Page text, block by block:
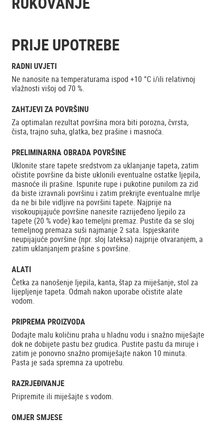
PRIJE UPOTREBE
RADNI UVJETI
Ne nanosite na temperaturama ispod +10 °C i/ili relativnoj
vlažnosti višoj od 70 %.
ZAHTJEVI ZA POVRŠINU
Za optimalan rezultat površina mora biti porozna, čvrsta,
čista, trajno suha, glatka, bez prašine i masnoća.
PRELIMINARNA OBRADA POVRŠINE
Uklonite stare tapete sredstvom za uklanjanje tapeta, zatim
očistite površine da biste uklonili eventualne ostatke ljepila,
masnoće ili prašine. Ispunite rupe i pukotine punilom za zid
da biste izravnali površinu i zatim prekrijte eventualne mrlje
da ne bi bile vidljive na površini tapete. Najprije na
visokoupijajuće površine nanesite razrijeđeno ljepilo za
tapete (20 % vode) kao temeljni premaz. Pustite da se sloj
temeljnog premaza suši najmanje 2 sata. Ispjeskarite
neupijajuće površine (npr. sloj lateksa) najprije otvaranjem, a
zatim uklanjanjem prašine s površine.
ALATI
Četka za nanošenje ljepila, kanta, štap za miješanje, stol za
lijepljenje tapeta. Odmah nakon uporabe očistite alate
vodom.
PRIPREMA PROIZVODA
Dodajte malu količinu praha u hladnu vodu i snažno miješajte
dok ne dobijete pastu bez grudica. Pustite pastu da miruje i
zatim je ponovno snažno promiješajte nakon 10 minuta.
Pasta je sada spremna za upotrebu.
RAZRJEĐIVANJE
Pripremite ili miješajte s vodom.
OMJER SMJESE